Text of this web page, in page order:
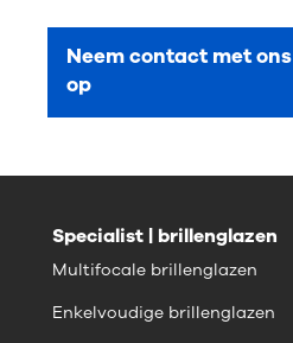
Neem contact met ons
op
Specialist | brillenglazen
Multifocale brillenglazen
Enkelvoudige brillenglazen